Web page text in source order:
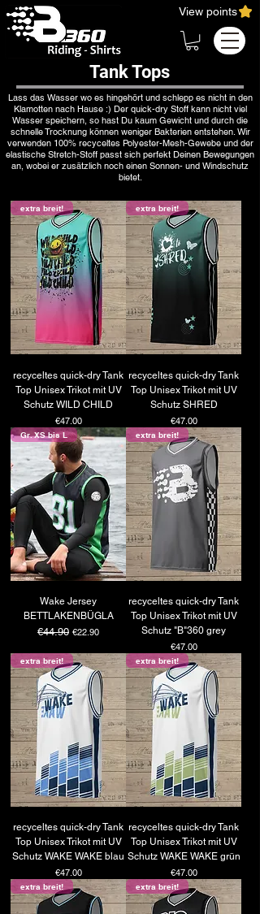
View points
Tank Tops
Lass das Wasser wo es hingehört und schlepp es nicht in den
Klamotten nach Hause :) Der quick-dry Stoff kann nicht viel
Wasser speichern, so hast Du kaum Gewicht und durch die
schnelle Trocknung können weniger Bakterien entstehen. Wir
verwenden 100% recyceltes Polyester-Mesh-Gewebe und der
elastische Stretch-Stoff passt sich perfekt Deinen Bewegungen
an, wobei er zusätzlich noch einen Sonnen- und Windschutz
bietet.
extra breit!
recyceltes quick-dry Tank
Top Unisex Trikot mit UV
Schutz WILD CHILD
Price
€47.00
extra breit!
recyceltes quick-dry Tank
Top Unisex Trikot mit UV
Schutz SHRED
Price
€47.00
Gr. XS bis L
Wake Jersey
BETTLAKENBÜGLA
Regular Price
€44.90 Sale Price
€22.90
extra breit!
recyceltes quick-dry Tank
Top Unisex Trikot mit UV
Schutz "B"360 grey
Price
€47.00
extra breit!
recyceltes quick-dry Tank
Top Unisex Trikot mit UV
Schutz WAKE WAKE blau
Price
€47.00
extra breit!
recyceltes quick-dry Tank
Top Unisex Trikot mit UV
Schutz WAKE WAKE grün
Price
€47.00
extra breit! extra breit!